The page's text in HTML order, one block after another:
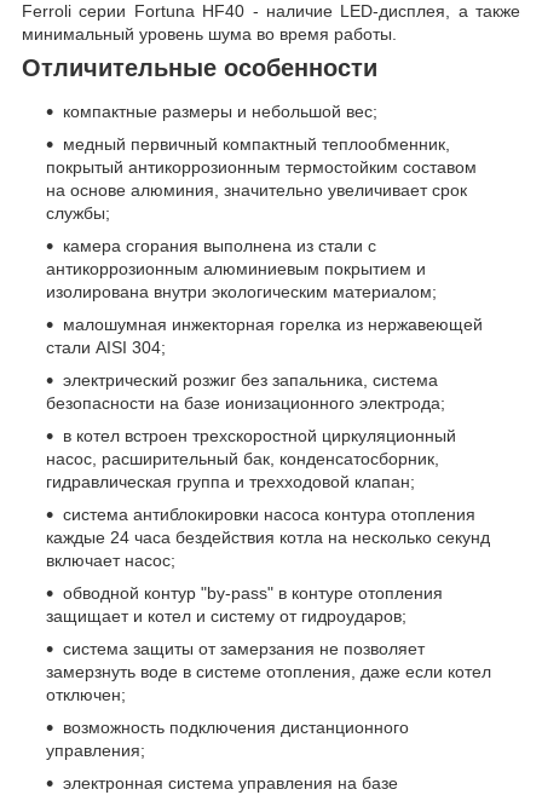
Ferroli серии Fortuna HF40 - наличие LED-дисплея, а также
минимальный уровень шума во время работы.
Отличительные особенности
компактные размеры и небольшой вес;
медный первичный компактный теплообменник,
покрытый антикоррозионным термостойким составом
на основе алюминия, значительно увеличивает срок
службы;
камера сгорания выполнена из стали с
антикоррозионным алюминиевым покрытием и
изолирована внутри экологическим материалом;
малошумная инжекторная горелка из нержавеющей
стали AISI 304;
электрический розжиг без запальника, система
безопасности на базе ионизационного электрода;
в котел встроен трехскоростной циркуляционный
насос, расширительный бак, конденсатосборник,
гидравлическая группа и трехходовой клапан;
система антиблокировки насоса контура отопления
каждые 24 часа бездействия котла на несколько секунд
включает насос;
обводной контур "by-pass" в контуре отопления
защищает и котел и систему от гидроударов;
система защиты от замерзания не позволяет
замерзнуть воде в системе отопления, даже если котел
отключен;
возможность подключения дистанционного
управления;
электронная система управления на базе